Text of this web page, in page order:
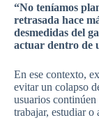
“No teníamos
retrasada hace
desmedidas del
actuar dentro de
En ese contexto,
evitar un colapso
usuarios continúen
trabajar, estudiar o